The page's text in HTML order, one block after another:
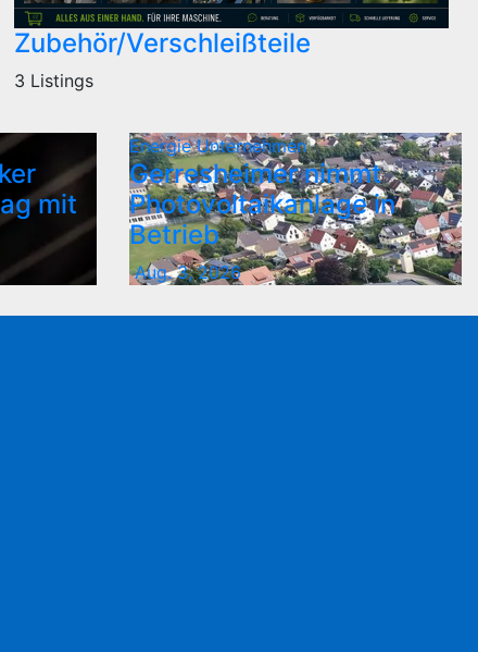
Zubehör/Verschleißteile
3 Listings
mit
EnergieUnternehmen
Gerresheimer nimmt
Photovoltaikanlage in
Betrieb
Aug. 3, 2026